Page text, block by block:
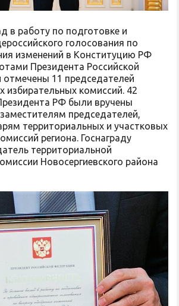
в работу по подготовке и
голосования по
изменений в Конституцию РФ
Президента Российской
11 председателей
избирательных комиссий. 42
РФ были вручены
председателей,
территориальных и участковых
региона. Госнаграду
территориальной
Новосергиевского района